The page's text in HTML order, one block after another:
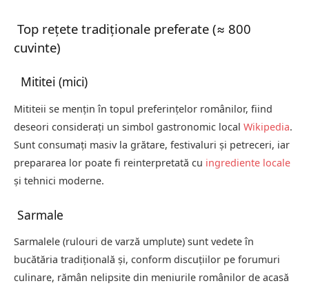
Top rețete tradiționale preferate (≈ 800
cuvinte)
Mititei (mici)
Mititeii se mențin în topul preferințelor românilor, fiind
deseori considerați un simbol gastronomic local Wikipedia.
Sunt consumați masiv la grătare, festivaluri și petreceri, iar
prepararea lor poate fi reinterpretată cu ingrediente locale
și tehnici moderne.
Sarmale
Sarmalele (rulouri de varză umplute) sunt vedete în
bucătăria tradițională și, conform discuțiilor pe forumuri
culinare, rămân nelipsite din meniurile românilor de acasă